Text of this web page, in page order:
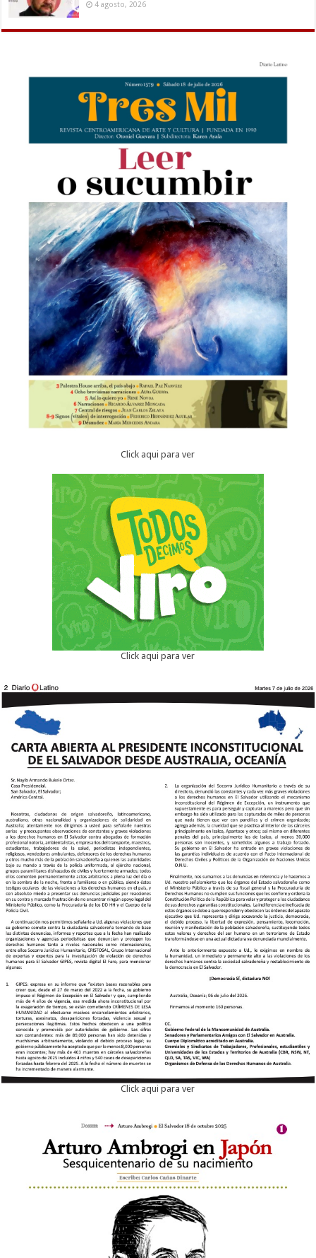
4 agosto, 2026
Click aqui para ver
Click aqui para ver
Click aqui para ver